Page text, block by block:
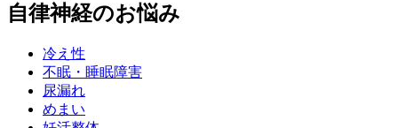
自律神経のお悩み
冷え性
不眠・睡眠障害
尿漏れ
めまい